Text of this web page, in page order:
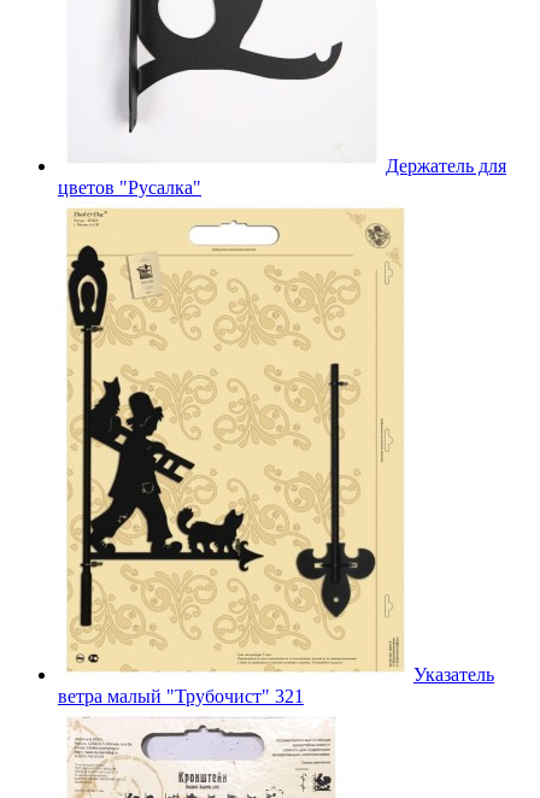
Держатель для
цветов "Русалка"
Указатель
ветра малый "Трубочист" 321